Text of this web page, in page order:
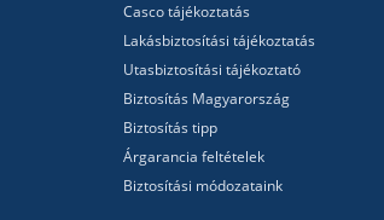
Casco tájékoztatás
Lakásbiztosítási tájékoztatás
Utasbiztosítási tájékoztató
Biztosítás Magyarország
Biztosítás tipp
Árgarancia feltételek
Biztosítási módozataink